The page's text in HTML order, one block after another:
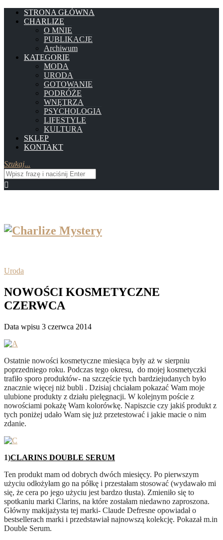
STRONA GŁÓWNA
CHARLIZE
O MNIE
PUBLIKACJE
Archiwum
KATEGORIE
MODA
URODA
GOTOWANIE
PODRÓŻE
WNĘTRZA
PSYCHOLOGIA
LIFESTYLE
KULTURA
SKLEP
KONTAKT
Szukaj...
Uroda
NOWOŚCI KOSMETYCZNE
CZERWCA
Data wpisu 3 czerwca 2014
Ostatnie nowości kosmetyczne miesiąca były aż w sierpniu
poprzedniego roku. Podczas tego okresu, do mojej kosmetyczki
trafiło sporo produktów- na szczęście tych bardziejudanych było
znacznie więcej niż bubli . Dzisiaj chciałam pokazać Wam moje
ulubione produkty z działu pielęgnacji. W kolejnym poście z
nowościami pokażę Wam kolorówkę. Napiszcie czy jakiś produkt z
tych poniżej udało Wam się już przetestować i jakie macie o nim
zdanie.
1)CLARINS DOUBLE SERUM
Ten produkt mam od dobrych dwóch miesięcy. Po pierwszym
użyciu odłożyłam go na półkę i przestałam stosować (wydawało mi
się, że cera po jego użyciu jest bardzo tłusta). Zmieniło się to
spotkaniu marki Clarins, na które zostałam niedawno zaproszona.
Główny makijażysta tej marki- Claude Defresne opowiadał o
bestsellerach marki i przedstawiał najnowszą kolekcję. Pokazał m.in
Double Serum.